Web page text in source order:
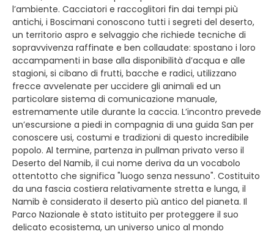
l’ambiente. Cacciatori e raccoglitori fin dai tempi più
antichi, i Boscimani conoscono tutti i segreti del deserto,
un territorio aspro e selvaggio che richiede tecniche di
sopravvivenza raffinate e ben collaudate: spostano i loro
accampamenti in base alla disponibilità d’acqua e alle
stagioni, si cibano di frutti, bacche e radici, utilizzano
frecce avvelenate per uccidere gli animali ed un
particolare sistema di comunicazione manuale,
estremamente utile durante la caccia. L’incontro prevede
un’escursione a piedi in compagnia di una guida San per
conoscere usi, costumi e tradizioni di questo incredibile
popolo. Al termine, partenza in pullman privato verso il
Deserto del Namib, il cui nome deriva da un vocabolo
ottentotto che significa "luogo senza nessuno". Costituito
da una fascia costiera relativamente stretta e lunga, il
Namib è considerato il deserto più antico del pianeta. Il
Parco Nazionale è stato istituito per proteggere il suo
delicato ecosistema, un universo unico al mondo